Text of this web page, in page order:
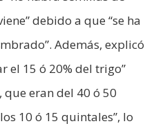
debido a que “se ha
Además, explicó
el 15 ó 20% del trigo”
eran del 40 ó 50
10 ó 15 quintales”, lo